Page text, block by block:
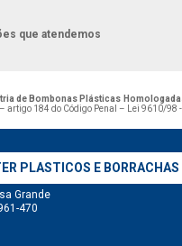
que atendemos
de Bombonas Plásticas
artigo 184 do Código Penal –
Lei 9610/98
PLASTICOS E
Grande
470